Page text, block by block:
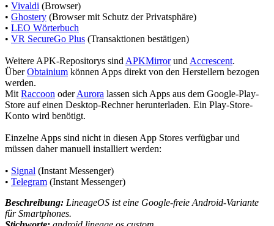
• Vivaldi (Browser)
• Ghostery (Browser mit Schutz der Privatsphäre)
• LEO Wörterbuch
• VR SecureGo Plus (Transaktionen bestätigen)
Weitere APK-Repositorys sind APKMirrorund Accrescent.
ÜberObtainium können Apps direkt von den Herstellern bezogen
werden.
Mit Raccoon oderAurora lassen sich Apps aus dem Google-Play-
Store auf einen Desktop-Rechner herunterladen. Ein Play-Store-
Konto wird benötigt.
Einzelne Apps sind nicht in diesen App Stores verfügbar und
müssen daher manuell installiert werden:
• Signal (Instant Messenger)
• Telegram (Instant Messenger)
Beschreibung: LineageOS ist eine Google-freie Android-Variante
für Smartphones.